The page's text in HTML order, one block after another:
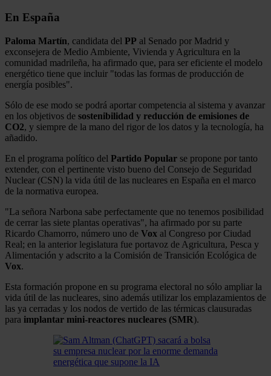
En España
Paloma Martín, candidata del PP al Senado por Madrid y
exconsejera de Medio Ambiente, Vivienda y Agricultura en la
comunidad madrileña, ha afirmado que, para ser eficiente el modelo
energético tiene que incluir "todas las formas de producción de
energía posibles".
Sólo de ese modo se podrá aportar competencia al sistema y avanzar
en los objetivos de sostenibilidad y reducción de emisiones de
CO2, y siempre de la mano del rigor de los datos y la tecnología, ha
añadido.
En el programa político del Partido Popular se propone por tanto
extender, con el pertinente visto bueno del Consejo de Seguridad
Nuclear (CSN) la vida útil de las nucleares en España en el marco
de la normativa europea.
"La señora Narbona sabe perfectamente que no tenemos posibilidad
de cerrar las siete plantas operativas", ha afirmado por su parte
Ricardo Chamorro, número uno de Vox al Congreso por Ciudad
Real; en la anterior legislatura fue portavoz de Agricultura, Pesca y
Alimentación y adscrito a la Comisión de Transición Ecológica de
Vox.
Esta formación propone en su programa electoral no sólo ampliar la
vida útil de las nucleares, sino además utilizar los emplazamientos de
las ya cerradas y los nodos de vertido de las térmicas clausuradas
para implantar mini-reactores nucleares (SMR).